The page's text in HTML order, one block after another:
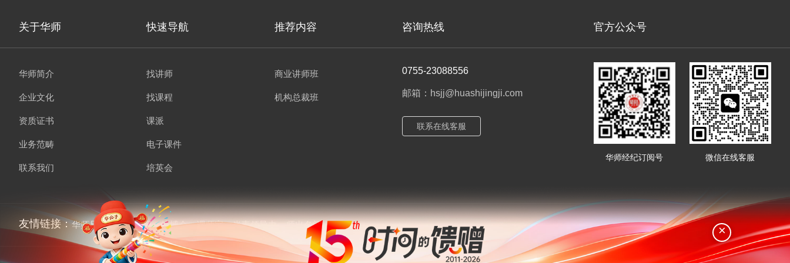
关于华师 快速导航 推荐内容 咨询热线 官方公众号
华师简介
企业文化
资质证书
业务范畴
联系我们
找讲师
找课程
课派
电子课件
培英会
商业讲师班
机构总裁班
0755-23088556
邮箱：hsjj@huashijingji.com
联系在线客服
华师经纪订阅号 微信在线客服
友情链接：华师兄弟 讲师经纪 培博会 课师宝 当责领导力 师出名门 ×